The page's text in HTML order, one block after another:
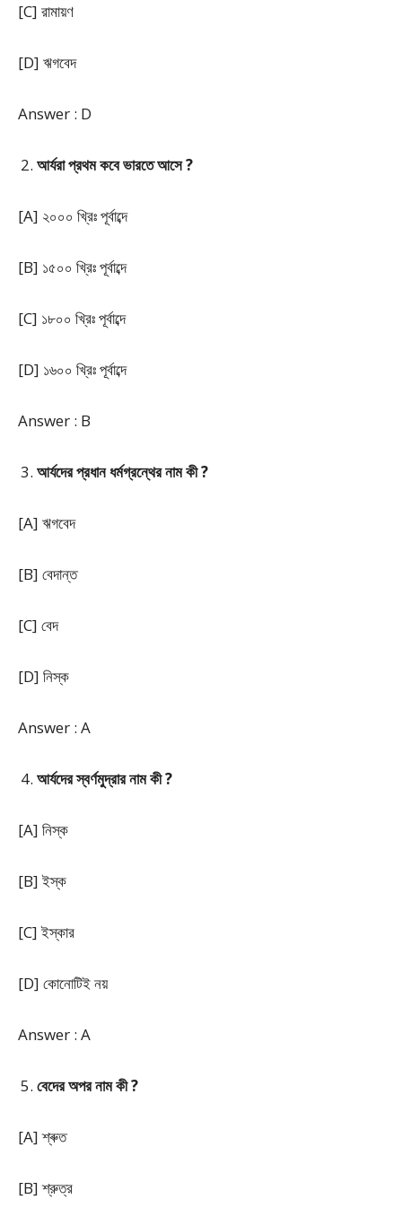
[C] রামায়ণ
[D] ঋগবেদ
Answer : D
আর্যরা প্রথম কবে ভারতে আসে ?
[A] ২০০০ খ্রিঃ পূর্বাব্দে
[B] ১৫০০ খ্রিঃ পূর্বাব্দে
[C] ১৮০০ খ্রিঃ পূর্বাব্দে
[D] ১৬০০ খ্রিঃ পূর্বাব্দে
Answer : B
আর্যদের প্রধান ধর্মগ্রন্থের নাম কী ?
[A] ঋগবেদ
[B] বেদান্ত
[C] বেদ
[D] নিস্ক
Answer : A
আর্যদের স্বর্ণমুদ্রার নাম কী ?
[A] নিস্ক
[B] ইস্ক
[C] ইস্কার
[D] কোনোটিই নয়
Answer : A
বেদের অপর নাম কী ?
[A] শ্ৰুত
[B] শ্রুত্র